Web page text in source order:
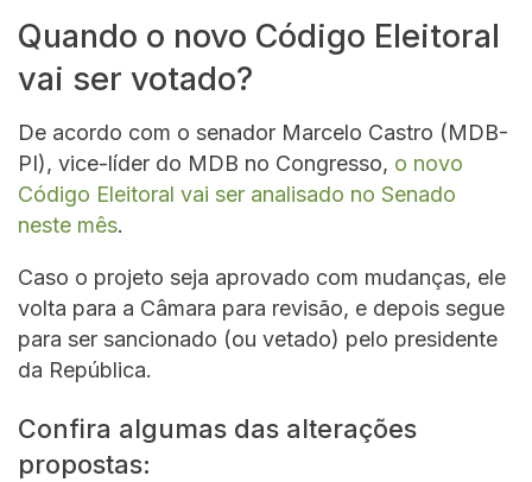
Quando o novo Código Eleitoral
vai ser votado?
De acordo com o senador Marcelo Castro (MDB-
PI), vice-líder do MDB no Congresso, o novo
Código Eleitoral vai ser analisado no Senado
neste mês.
Caso o projeto seja aprovado com mudanças, ele
volta para a Câmara para revisão, e depois segue
para ser sancionado (ou vetado) pelo presidente
da República.
Confira algumas das alterações
propostas: